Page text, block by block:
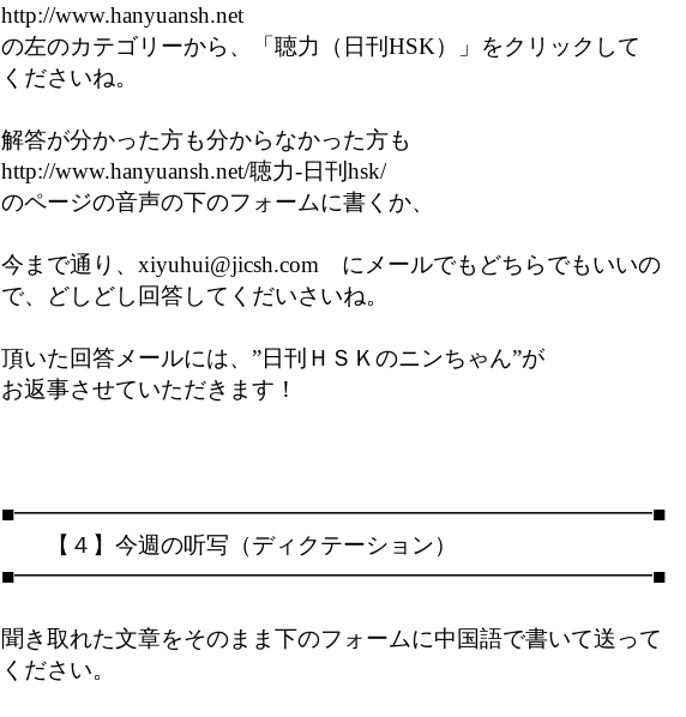
http://www.hanyuansh.net
の左のカテゴリーから、「聴力（日刊HSK）」をクリックして
くださいね。
解答が分かった方も分からなかった方も
http://www.hanyuansh.net/聴力-日刊hsk/
のページの音声の下のフォームに書くか、
今まで通り、xiyuhui@jicsh.com　にメールでもどちらでもいいの
で、どしどし回答してくだいさいね。
頂いた回答メールには、”日刊ＨＳＫのニンちゃん”が
お返事させていただきます！
■━━━━━━━━━━━━━━━━━━━━━━━━━━━━■
【４】今週の听写（ディクテーション）
■━━━━━━━━━━━━━━━━━━━━━━━━━━━━■
聞き取れた文章をそのまま下のフォームに中国語で書いて送って
ください。